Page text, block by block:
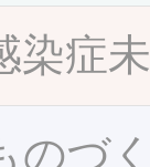
染症
のづ